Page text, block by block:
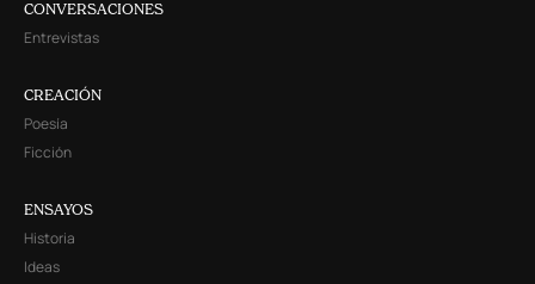
CONVERSACIONES
Entrevistas
CREACIÓN
Poesía
Ficción
ENSAYOS
Historia
Ideas